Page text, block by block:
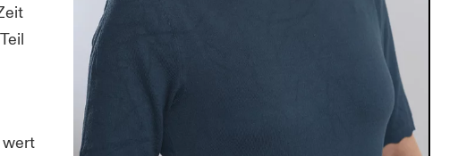
wert